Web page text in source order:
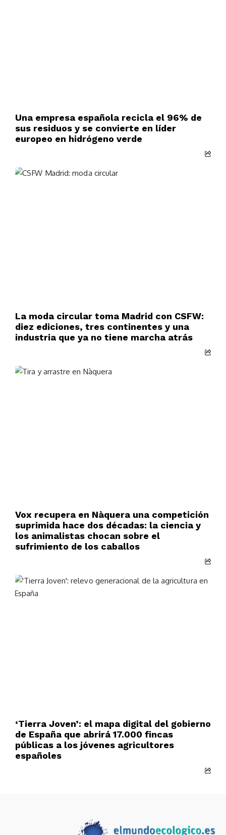
Una empresa española recicla el 96% de
sus residuos y se convierte en líder
europeo en hidrógeno verde
La moda circular toma Madrid con CSFW:
diez ediciones, tres continentes y una
industria que ya no tiene marcha atrás
Vox recupera en Nàquera una competición
suprimida hace dos décadas: la ciencia y
los animalistas chocan sobre el
sufrimiento de los caballos
‘Tierra Joven’: el mapa digital del gobierno
de España que abrirá 17.000 fincas
públicas a los jóvenes agricultores
españoles